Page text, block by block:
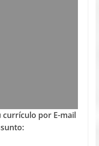
currículo por E-mail